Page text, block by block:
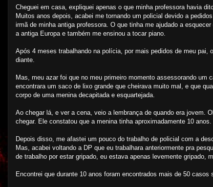
Cheguei em casa, expliquei apenas o que minha professora havia
Muitos anos depois, acabei me tornando um policial devido a
irmã de minha antiga professora. O que tinha me ajudado a
a antiga Europa e também me ensinou a tocar piano.
Após 4 meses trabalhando na polícia, por mais pedidos de meu
diante.
Mas, meu azar foi que no meu primeiro momento assessorando um
encontrara um saco de lixo grande que cheirava muito mal, e que
corpo de uma menina decapitada e esquartejada.
Ao chegar lá, e ver a cena, veio a lembrança de quando era jovem.
chegar. Ele constatou que a menina tinha aproximadamente 10 anos.
Depois disso, me afastei um pouco do trabalho de policial com a
Mas, acabei voltando a DP que eu trabalhara anteriormente pra
de trabalho por estar gripado, eu estava apenas levemente gripado,
Encontrei que durante 10 anos foram encontrados mais de 50